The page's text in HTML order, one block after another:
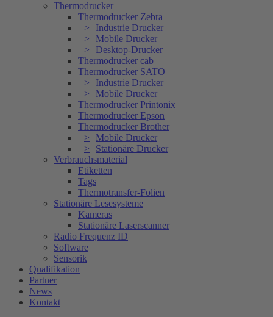
Thermodrucker
Thermodrucker Zebra
Industrie Drucker
Mobile Drucker
Desktop-Drucker
Thermodrucker cab
Thermodrucker SATO
Industrie Drucker
Mobile Drucker
Thermodrucker Printonix
Thermodrucker Epson
Thermodrucker Brother
Mobile Drucker
Stationäre Drucker
Verbrauchsmaterial
Etiketten
Tags
Thermotransfer-Folien
Stationäre Lesesysteme
Kameras
Stationäre Laserscanner
Radio Frequenz ID
Software
Sensorik
Qualifikation
Partner
News
Kontakt